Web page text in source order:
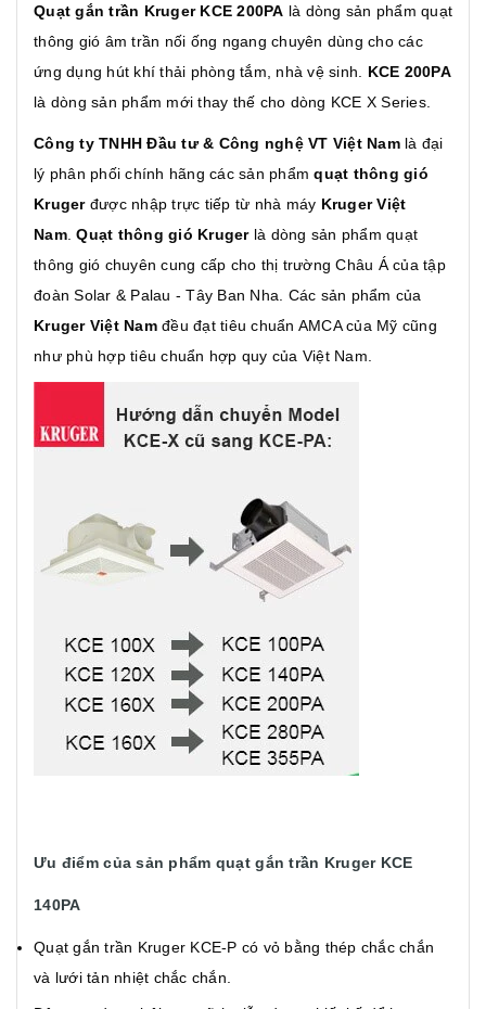
Quạt gắn trần Kruger KCE 200PA là dòng sản phẩm quạt
thông gió âm trần nối ống ngang chuyên dùng cho các
ứng dụng hút khí thải phòng tắm, nhà vệ sinh. KCE 200PA
là dòng sản phẩm mới thay thế cho dòng KCE X Series.
Công ty TNHH Đầu tư & Công nghệ VT Việt Namlà đại
lý phân phối chính hãng các sản phẩmquạt thông gió
Krugerđược nhập trực tiếp từ nhà máy Kruger Việt
Nam.Quạt thông gió Krugerlà dòng sản phẩm quạt
thông gió chuyên cung cấp cho thị trường Châu Á của tập
đoàn Solar & Palau - Tây Ban Nha. Các sản phẩm của
Kruger Việt Namđều đạt tiêu chuẩn AMCA của Mỹ cũng
như phù hợp tiêu chuẩn hợp quy của Việt Nam.
Ưu điểm của sản phẩm quạt gắn trần Kruger KCE
140PA
Quạt gắn trần Kruger KCE-P có vỏ bằng thép chắc chắn
và lưới tản nhiệt chắc chắn.